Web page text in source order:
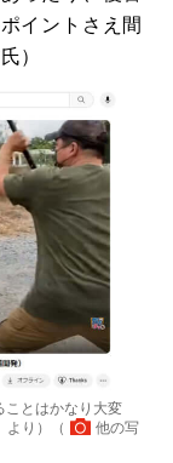
イントさえ間
）
ことはかなり大変
より）（
他の写